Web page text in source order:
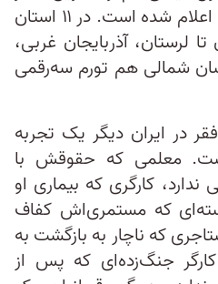
جامعه، بیش از ۱۰۰ درصد اعلام شده است. در ۱۱ استان
تا لرستان، آذربایجان غربی،
شمالی هم تورم سه‌رقمی
در ایران دیگر یک تجربه
معلمی که حقوقش با
کارگری که بیماری او
که مستمری‌اش کفاف
که ناچار به بازگشت به
جنگ‌زده‌ای که پس از